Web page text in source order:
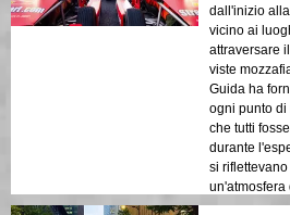
dall'inizio
vicino ai
attraversare
viste
Guida ha
ogni punto di
che tutti
durante
si
un'atmosfera